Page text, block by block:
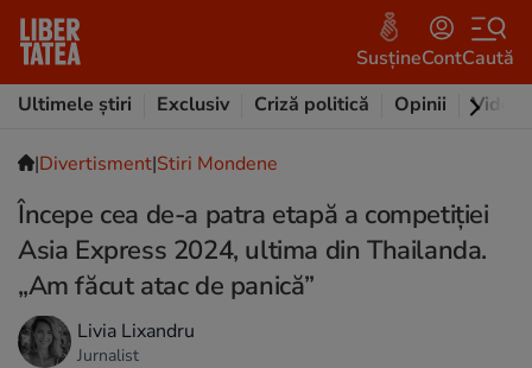
SusțineContCaută
Ultimele știri
Exclusiv Criză politică Opinii Video
|Divertisment|Stiri Mondene
Începe cea de-a patra etapă a competiției
Asia Express 2024, ultima din Thailanda.
„Am făcut atac de panică”
Livia Lixandru
Jurnalist